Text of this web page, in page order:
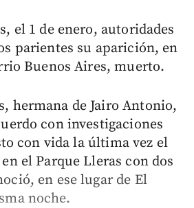
el 1 de enero, autoridades
parientes su aparición, en
Buenos Aires, muerto.
hermana de Jairo Antonio,
con investigaciones
con vida la última vez el
el Parque Lleras con dos
en ese lugar de El
noche.